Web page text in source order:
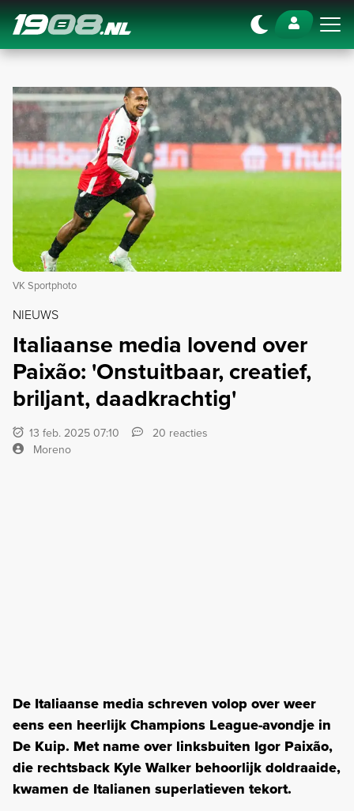
Navigation
VK Sportphoto
NIEUWS
Italiaanse media lovend over
Paixão: 'Onstuitbaar, creatief,
briljant, daadkrachtig'
13 feb. 2025 07:10
20 reacties
Moreno
De Italiaanse media schreven volop over weer
eens een heerlijk Champions League-avondje in
De Kuip. Met name over linksbuiten Igor Paixão,
die rechtsback Kyle Walker behoorlijk doldraaide,
kwamen de Italianen superlatieven tekort.